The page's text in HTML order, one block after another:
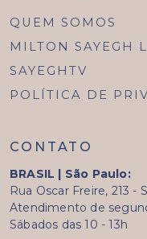
QUEM SOMOS
MILTON SAYEGH
SAYEGHTV
POLÍTICA DE
CONTATO
BRASIL | São Paulo:
Rua Oscar Freire, 213 -
Atendimento de
Sábados das 10 - 13h